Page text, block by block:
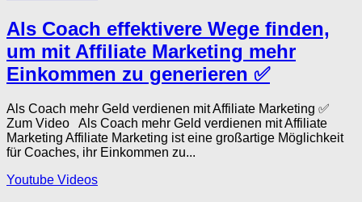
Als Coach effektivere Wege finden,
um mit Affiliate Marketing mehr
Einkommen zu generieren ✅
Als Coach mehr Geld verdienen mit Affiliate Marketing ✅
Zum Video Als Coach mehr Geld verdienen mit Affiliate
Marketing Affiliate Marketing ist eine großartige Möglichkeit
für Coaches, ihr Einkommen zu...
Youtube Videos